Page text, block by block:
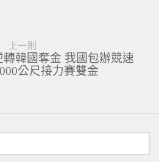
上一則
韓國奪金 我國包辦競速
公尺接力賽雙金